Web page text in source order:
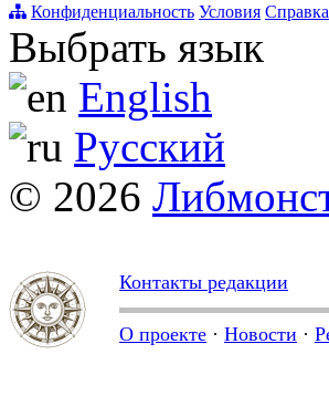
Конфиденциальность Условия Справка
Выбрать язык
English
Русский
© 2026
Контакты редакции
О проекте · Новости ·